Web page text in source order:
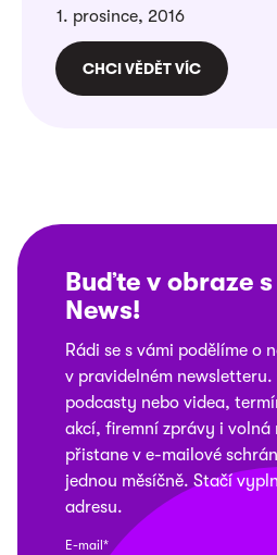
1. prosince, 2016
CHCI VĚDĚT VÍC
Buďte v obraze
News!
Rádi se s vámi podělíme o
v pravidelném
podcasty nebo videa,
akcí, firemní zprávy i volná
přistane v e-mailové
jednou měsíčně. Stačí
adresu.
E-mail*